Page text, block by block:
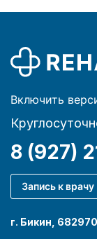
Включить
8 (927)
Запись к врачу
г. Бикин,